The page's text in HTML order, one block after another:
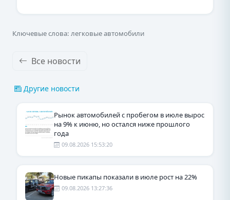
Ключевые слова: легковые автомобили
Все новости
Другие новости
Рынок автомобилей с пробегом в июле вырос
на 9% к июню, но остался ниже прошлого
года
09.08.2026 15:53:20
Новые пикапы показали в июле рост на 22%
09.08.2026 13:27:36